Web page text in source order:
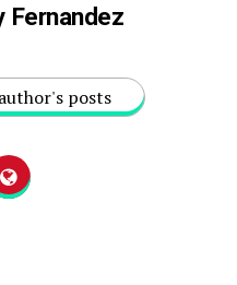
Fernandez
posts